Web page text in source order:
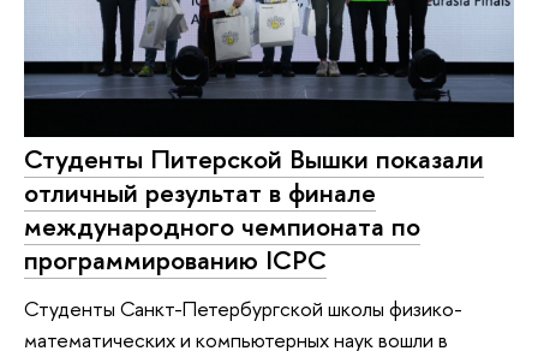
Студенты Питерской Вышки показали
отличный результат в финале
международного чемпионата по
программированию ICPC
Студенты Санкт-Петербургской школы физико-
математических и компьютерных наук вошли в